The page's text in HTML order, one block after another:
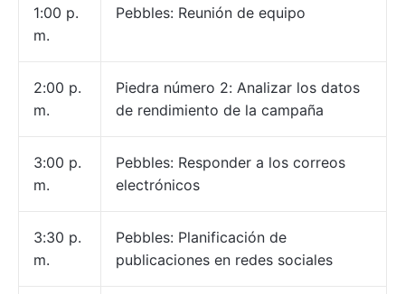
1:00 p.
m.
Pebbles: Reunión de equipo
2:00 p.
m.
Piedra número 2: Analizar los datos
de rendimiento de la campaña
3:00 p.
m.
Pebbles: Responder a los correos
electrónicos
3:30 p.
m.
Pebbles: Planificación de
publicaciones en redes sociales